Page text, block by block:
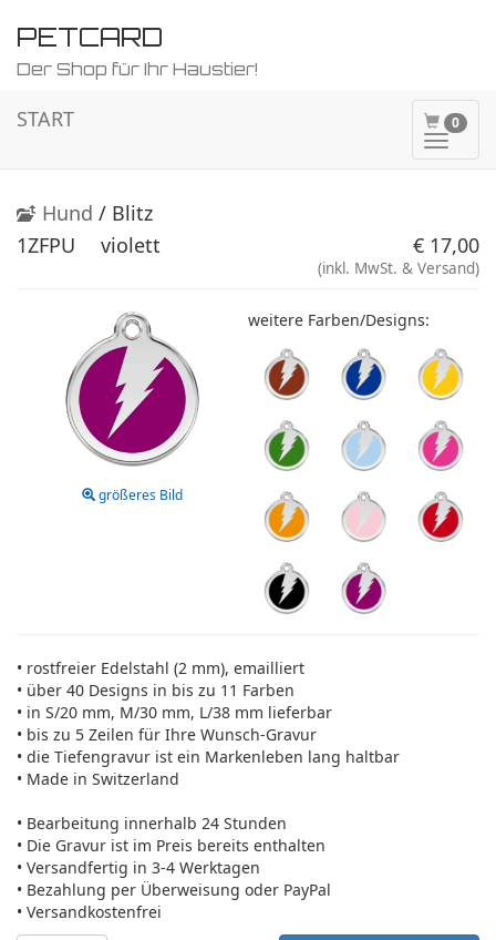
PETCARD
Der Shop für Ihr Haustier!
0
ein-/
START
Hund / Blitz
1ZFPU
violett € 17,00
(inkl. MwSt. & Versand)
größeres Bild
weitere Farben/Designs:
• rostfreier Edelstahl (2 mm), emailliert
• über 40 Designs in bis zu 11 Farben
• in S/20 mm, M/30 mm, L/38 mm lieferbar
• bis zu 5 Zeilen für Ihre Wunsch-Gravur
• die Tiefengravur ist ein Markenleben lang haltbar
• Made in Switzerland
• Bearbeitung innerhalb 24 Stunden
• Die Gravur ist im Preis bereits enthalten
• Versandfertig in 3-4 Werktagen
• Bezahlung per Überweisung oder PayPal
• Versandkostenfrei